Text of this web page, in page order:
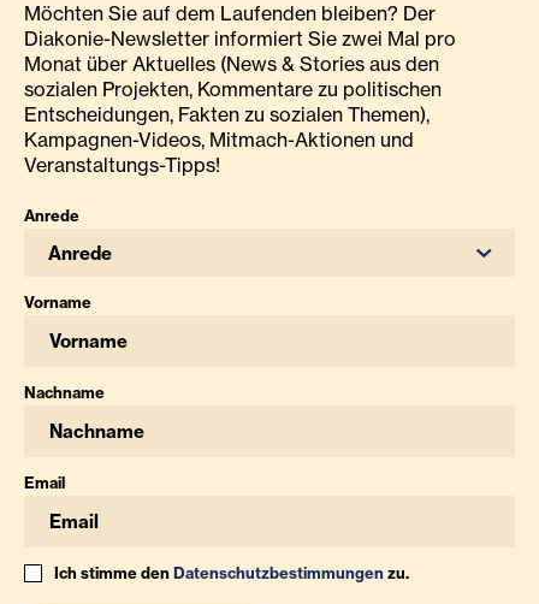
Möchten Sie auf dem Laufenden bleiben? Der
Diakonie-Newsletter informiert Sie zwei Mal pro
Monat über Aktuelles (News & Stories aus den
sozialen Projekten, Kommentare zu politischen
Entscheidungen, Fakten zu sozialen Themen),
Kampagnen-Videos, Mitmach-Aktionen und
Veranstaltungs-Tipps!
Anrede
Anrede
Vorname
Nachname
Email
Ich stimme denDatenschutzbestimmungenzu.